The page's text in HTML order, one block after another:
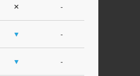
✕ -
▼ -
▼ -